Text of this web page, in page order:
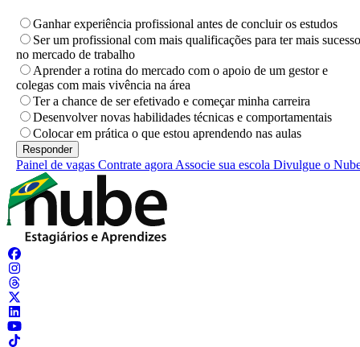
Ganhar experiência profissional antes de concluir os estudos
Ser um profissional com mais qualificações para ter mais sucesso
no mercado de trabalho
Aprender a rotina do mercado com o apoio de um gestor e
colegas com mais vivência na área
Ter a chance de ser efetivado e começar minha carreira
Desenvolver novas habilidades técnicas e comportamentais
Colocar em prática o que estou aprendendo nas aulas
Painel de vagas Contrate agora Associe sua escola Divulgue o